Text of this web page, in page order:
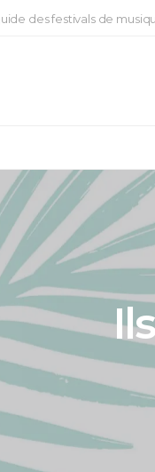
des festivals de